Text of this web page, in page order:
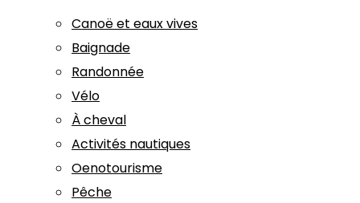
Canoë et eaux vives
Baignade
Randonnée
Vélo
À cheval
Activités nautiques
Oenotourisme
Pêche